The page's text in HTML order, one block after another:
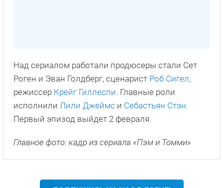
Над сериалом работали продюсеры стали Сет
Роген и Эван Голдберг, сценарист Роб Сигел,
режиссер Крейг Гиллеспи. Главные роли
исполнили Лили Джеймс и Себастьян Стэн.
Первый эпизод выйдет 2 февраля.
Главное фото: кадр из сериала «Пэм и Томми»